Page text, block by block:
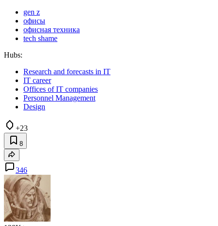
gen z
офисы
офисная техника
tech shame
Hubs:
Research and forecasts in IT
IT career
Offices of IT companies
Personnel Management
Design
+23
8
346